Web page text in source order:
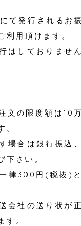
て発行されるお
利用頂けます。
はしておりませ
文の限度額は10
。
場合は銀行振込
下さい。
律300円(税抜)
会社の送り状が
す。